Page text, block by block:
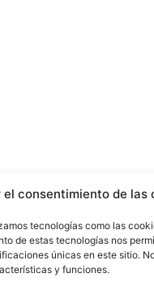
el consentimiento de las
tecnologías como las
de estas tecnologías nos
únicas en este sitio.
y funciones.